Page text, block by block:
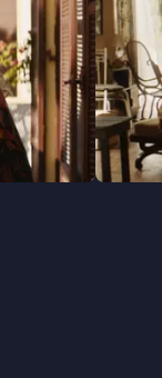
richt
warmte,
geprezen
die
een sterke
Publieksprijs